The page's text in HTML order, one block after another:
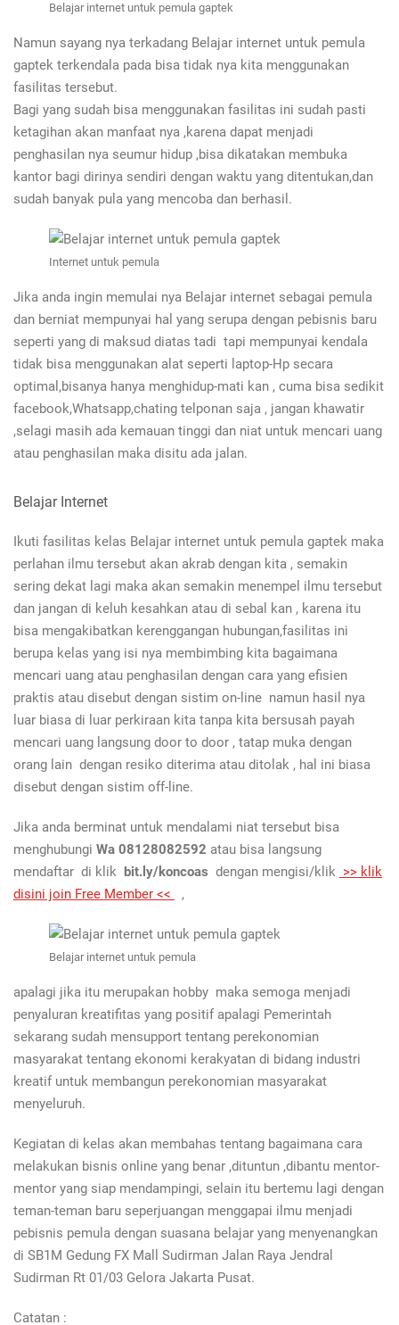
Belajar internet untuk pemula gaptek
Namun sayang nya terkadang Belajar internet untuk pemula
gaptek terkendala pada bisa tidak nya kita menggunakan
fasilitas tersebut.
Bagi yang sudah bisa menggunakan fasilitas ini sudah pasti
ketagihan akan manfaat nya ,karena dapat menjadi
penghasilan nya seumur hidup ,bisa dikatakan membuka
kantor bagi dirinya sendiri dengan waktu yang ditentukan,dan
sudah banyak pula yang mencoba dan berhasil.
Internet untuk pemula
Jika anda ingin memulai nya Belajar internet sebagai pemula
dan berniat mempunyai hal yang serupa dengan pebisnis baru
seperti yang di maksud diatas tadi tapi mempunyai kendala
tidak bisa menggunakan alat seperti laptop-Hp secara
optimal,bisanya hanya menghidup-mati kan , cuma bisa sedikit
facebook,Whatsapp,chating telponan saja , jangan khawatir
,selagi masih ada kemauan tinggi dan niat untuk mencari uang
atau penghasilan maka disitu ada jalan.
Belajar Internet
Ikuti fasilitas kelas Belajar internet untuk pemula gaptek maka
perlahan ilmu tersebut akan akrab dengan kita , semakin
sering dekat lagi maka akan semakin menempel ilmu tersebut
dan jangan di keluh kesahkan atau di sebal kan , karena itu
bisa mengakibatkan kerenggangan hubungan,fasilitas ini
berupa kelas yang isi nya membimbing kita bagaimana
mencari uang atau penghasilan dengan cara yang efisien
praktis atau disebut dengan sistim on-line namun hasil nya
luar biasa di luar perkiraan kita tanpa kita bersusah payah
mencari uang langsung door to door , tatap muka dengan
orang lain dengan resiko diterima atau ditolak , hal ini biasa
disebut dengan sistim off-line.
Jika anda berminat untuk mendalami niat tersebut bisa
menghubungi Wa 08128082592 atau bisa langsung
mendaftar di klik bit.ly/koncoas dengan mengisi/klik >> klik
disini join Free Member <<
,
Belajar internet untuk pemula
apalagi jika itu merupakan hobby maka semoga menjadi
penyaluran kreatifitas yang positif apalagi Pemerintah
sekarang sudah mensupport tentang perekonomian
masyarakat tentang ekonomi kerakyatan di bidang industri
kreatif untuk membangun perekonomian masyarakat
menyeluruh.
Kegiatan di kelas akan membahas tentang bagaimana cara
melakukan bisnis online yang benar ,dituntun ,dibantu mentor-
mentor yang siap mendampingi, selain itu bertemu lagi dengan
teman-teman baru seperjuangan menggapai ilmu menjadi
pebisnis pemula dengan suasana belajar yang menyenangkan
di SB1M Gedung FX Mall Sudirman Jalan Raya Jendral
Sudirman Rt 01/03 Gelora Jakarta Pusat.
Catatan :